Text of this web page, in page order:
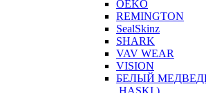
OEKO
REMINGTON
SealSkinz
SHARK
VAV WEAR
VISION
БЕЛЫЙ МЕДВЕДЬ
,HASKI )